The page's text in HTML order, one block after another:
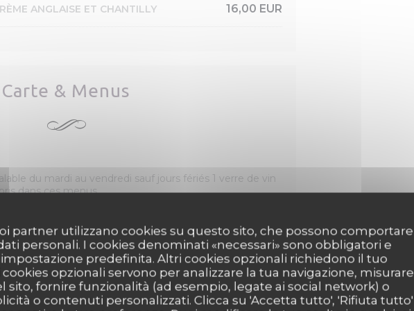
partner utilizzano cookies su questo sito, che possono comportare
personali. I cookies denominati «necessari» sono obbligatori e
predefinita. Altri cookies opzionali richiedono il tuo
opzionali servono per analizzare la tua navigazione, misurare
sito, fornire funzionalità (ad esempio, legate ai social network) o
o contenuti personalizzati. Clicca su 'Accetta tutto', 'Rifiuta tutto'
ANGLAISE ET CHANTILLY 16,00 EUR
Carte & Menus
du mardi au vendredi sauf jours fériés 1 verre de vin
dans ces menus
36,00 EUR